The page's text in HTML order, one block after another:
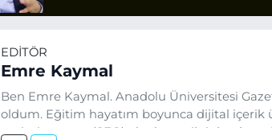
EDITÖR
Emre Kaymal
Ben Emre Kaymal. Anadolu Üniversitesi
oldum. Eğitim hayatım boyunca dijital içerik
optimizasyonu (SEO) alanlarına ilgi duydum.